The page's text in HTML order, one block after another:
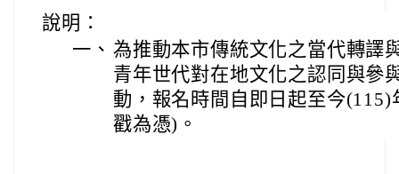
說明：
一、 為推動本市傳統文化之當代轉譯
青年世代對在地文化之認同與參
動，報名時間自即日起至今
戳為憑)。